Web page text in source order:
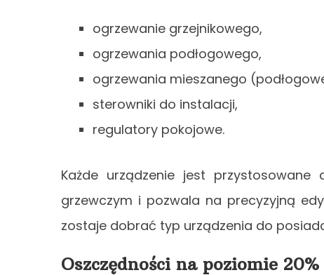
ogrzewanie grzejnikowego,
ogrzewania podłogowego,
ogrzewania mieszanego
sterowniki do instalacji,
regulatory pokojowe.
Każde urządzenie jest
grzewczym i pozwala na precyzyjną
zostaje dobrać typ urządzenia do
Oszczędności na poziomie